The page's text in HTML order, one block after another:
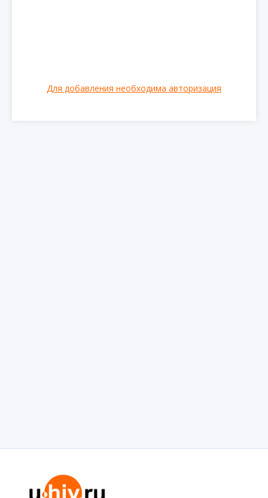
Для добавления необходима авторизация